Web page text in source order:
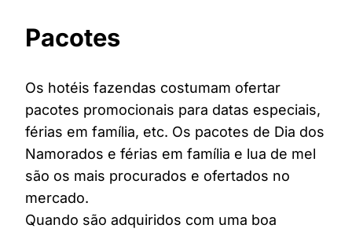
Pacotes
Os hotéis fazendas costumam ofertar
pacotes promocionais para datas especiais,
férias em família, etc. Os pacotes de Dia dos
Namorados e férias em família e lua de mel
são os mais procurados e ofertados no
mercado.
Quando são adquiridos com uma boa